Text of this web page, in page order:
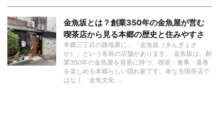
金魚坂とは？創業350年の金魚屋が営む
喫茶店から見る本郷の歴史と住みやすさ
本郷三丁目の路地裏に、「金魚坂（きんぎょざ
か）」という名前の店舗があります。 金魚坂は、創
業350年の金魚屋を背景に持つ、喫茶・食事・葉巻
を楽しめる本郷らしい隠れ家です。単なる喫茶店で
はなく、金魚文化 ...